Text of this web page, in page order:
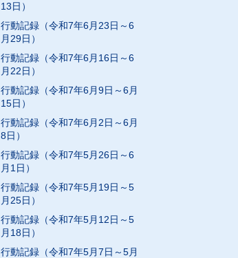
13日）
行動記録（令和7年6月23日～6
月29日）
行動記録（令和7年6月16日～6
月22日）
行動記録（令和7年6月9日～6月
15日）
行動記録（令和7年6月2日～6月
8日）
行動記録（令和7年5月26日～6
月1日）
行動記録（令和7年5月19日～5
月25日）
行動記録（令和7年5月12日～5
月18日）
行動記録（令和7年5月7日～5月